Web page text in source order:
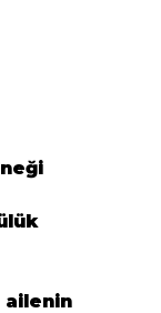
ailenin